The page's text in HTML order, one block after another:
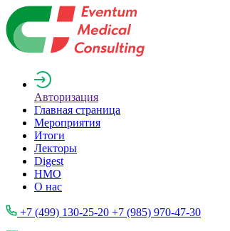
Авторизация
Главная страница
Мероприятия
Итоги
Лекторы
Digest
НМО
О нас
+7 (499) 130-25-20 +7 (985) 970-47-30